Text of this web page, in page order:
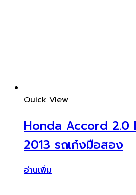
Quick View
Honda Accord 2.0
2013 รถเก๋งมือสอง
อ่านเพิ่ม